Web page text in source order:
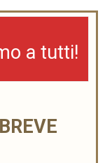
a tutti!